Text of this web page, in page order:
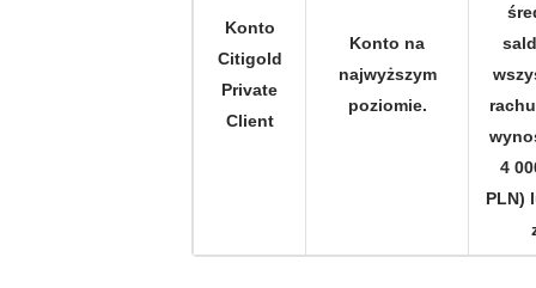
Konto
Citigold
Private
Client
Konto na
najwyższym
poziomie.
4
PLN)